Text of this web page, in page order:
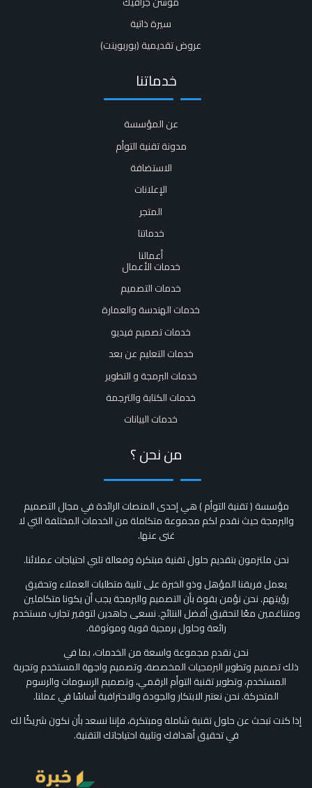
من نحن ؟
مؤسسة ( تقنية التوأم ) هي إحدى المنصات الرائدة في مجال التصميم
والبرمجة حيث نقدم لكم مجموعة متكاملة من الخدمات المختلفة التي لا
غنى عنها.
نحن ملتزمون بتقديم حلول تقنية مبتكرة وفعالة تلبي احتياجات عملائنا.
يعمل فريقنا المؤهل وذو الخبرة على تلبية متطلبات العملاء وتحقيق
رؤيتهم. نحن نؤمن بقوة بأن التصميم والبرمجة يجب أن يكونا متكاملين
ومتناغمين معًا لتحقيق أفضل النتائج. نسعى جاهدين لتوفير تجارب مستخدم
رائعة وحلول برمجية قوية وموثوقة.
نحن نقدم مجموعة واسعة من الخدمات، بما في
ذلكتصميموتطويرالبرمجياتالمخصصة، وتصميم واجهة المستخدم وتجربة
المستخدم، وتطوير تقنية التوأم الرقمي، وتصميم الرسومات والرسوم
المتحركة. نحن نعتبر الابتكار والجودة والاحترافية أساسًا في عملنا.
إذا كنت تبحث عن حلول تقنية شاملة ومبتكرة، فإننا نسعد بأن نكون شريكًا لك
في تحقيق أهدافك وتلبية احتياجاتك التقنية.
سيرة ذاتية​
عروض تقديمية (بوربوينت)​
خدماتنا
عن المؤسسة
مدونة تقنية التوأم
الاستضافة
الإعلانات
المتجر
خدماتنا
أعمالنا
خدمات الأعمال
خدمات التصميم
خدمات الهندسة والعمارة
خدمات تصميم فيديو
خدمات التعليم عن بعد
خدمات البرمجة و التطوير
خدمات الكتابة والترجمة
خدمات البيانات